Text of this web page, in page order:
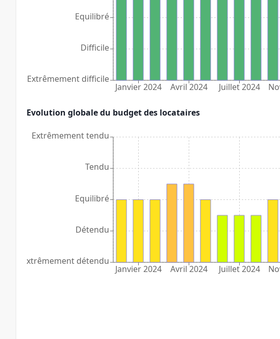
Janvier 2024 Avril 2024 Juillet 2024
Extrêmement difficile
Difficile
Equilibré
Evolution globale du budget des locataires
Janvier 2024 Avril 2024 Juillet 2024
Extrêmement détendu
Détendu
Equilibré
Tendu
Extrêmement tendu